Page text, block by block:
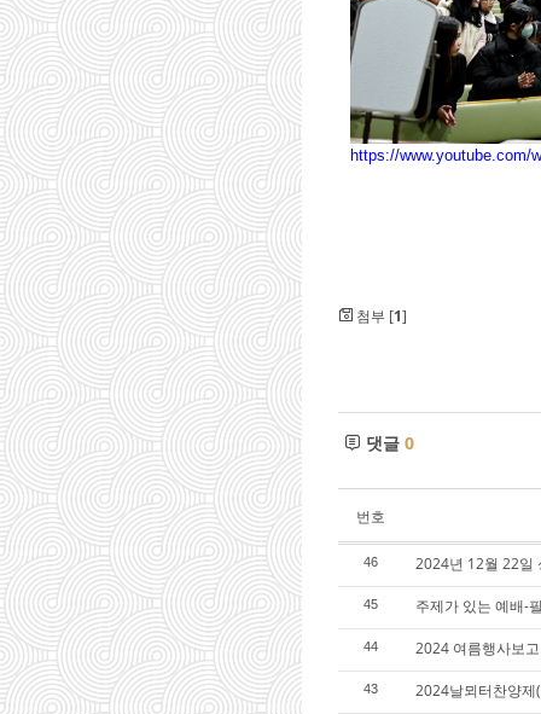
https://www.youtube.com/
첨부 [1]
댓글 0
번호
46 2024년 12월 22일
45 주제가 있는 예배-
44 2024 여름행사보고
43 2024날뫼터찬양제